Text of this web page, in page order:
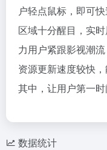
户轻点鼠标，即可
区域十分醒目，实
力用户紧跟影视潮
资源更新速度较快
其中，让用户第一时
数据统计